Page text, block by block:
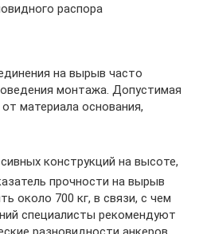
распора
на вырыв часто
монтажа. Допустимая
материала основания,
конструкций на высоте,
прочности на вырыв
около 700 кг, в связи, с чем
специалисты рекомендуют